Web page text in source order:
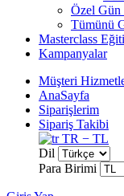
Özel
Tümünü
Masterclass
Kampanyalar
Müşteri
AnaSayfa
Siparişlerim
Sipariş Takibi
TR − TL
Dil
Para Birimi